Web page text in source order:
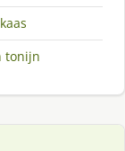
tonijn